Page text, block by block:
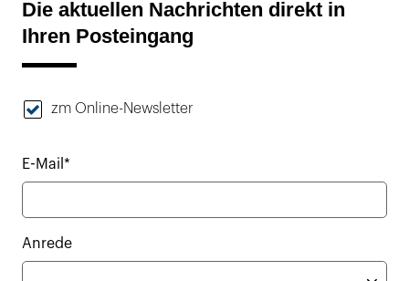
Die aktuellen Nachrichten direkt in
Ihren Posteingang
zm Online-Newsletter
E-Mail*
Anrede